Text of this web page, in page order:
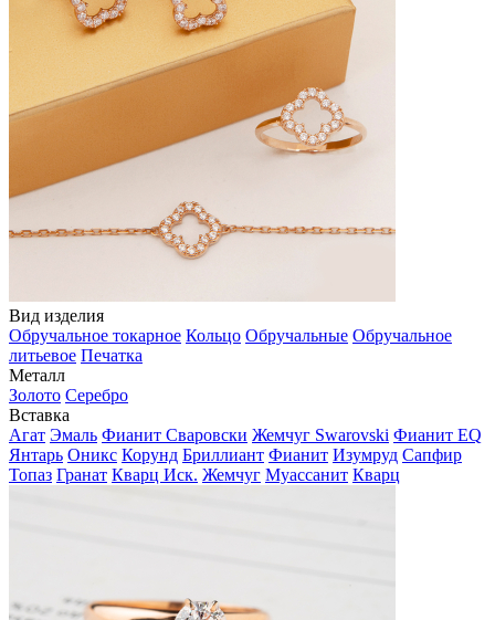
Вид изделия
Обручальное токарное Кольцо Обручальные Обручальное
литьевое Печатка
Металл
Золото Серебро
Вставка
Агат Эмаль Фианит Сваровски Жемчуг Swarovski Фианит EQ
Янтарь Оникс Корунд Бриллиант Фианит Изумруд Сапфир
Топаз Гранат Кварц Иск. Жемчуг Муассанит Кварц